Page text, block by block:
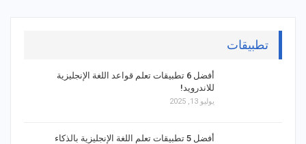
تطبيقات
أفضل 6 تطبيقات تعلم قواعد اللغة الإنجليزية
للاندرويد!
يوليو 13, 2025
أفضل 5 تطبيقات تعلم اللغة الإنجليزية بالذكاء